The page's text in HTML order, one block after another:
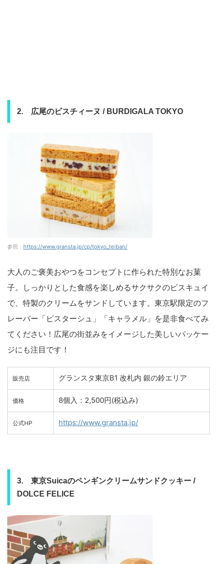
2. 広尾のビスチィーヌ / BURDIGALA TOKYO
参照： https://www.gransta.jp/cp/tokyo_teiban/
大人のご褒美おやつをコンセプトに作られた特別なお菓
子。しっかりとした食感を楽しめるサクサクのビスキュイ
で、特製のクリームをサンドしています。東京駅限定のフ
レーバー「ピスターシュ」「キャラメル」を是非食べてみ
てください！広尾の街並みをイメージした美しいパッケー
ジにも注目です！
販売店 グランスタ東京B1 改札内 銀の鈴エリア
価格 8個入：2,500円(税込み)
公式HP https://www.gransta.jp/
3. 東京Suicaのペンギンクリームサンドクッキー /
DOLCE FELICE